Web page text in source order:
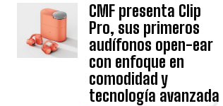
CMF presenta Clip
Pro, sus primeros
audífonos open-ear
con enfoque en
comodidad y
tecnología avanzada